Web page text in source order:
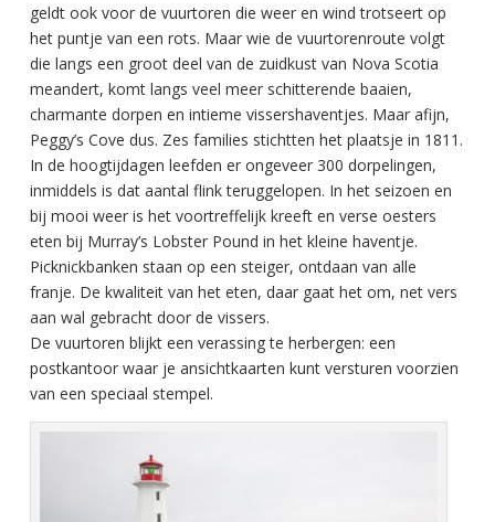
geldt ook voor de vuurtoren die weer en wind trotseert op
het puntje van een rots. Maar wie de vuurtorenroute volgt
die langs een groot deel van de zuidkust van Nova Scotia
meandert, komt langs veel meer schitterende baaien,
charmante dorpen en intieme vissershaventjes. Maar afijn,
Peggy’s Cove dus. Zes families stichtten het plaatsje in 1811.
In de hoogtijdagen leefden er ongeveer 300 dorpelingen,
inmiddels is dat aantal flink teruggelopen. In het seizoen en
bij mooi weer is het voortreffelijk kreeft en verse oesters
eten bij Murray’s Lobster Pound in het kleine haventje.
Picknickbanken staan op een steiger, ontdaan van alle
franje. De kwaliteit van het eten, daar gaat het om, net vers
aan wal gebracht door de vissers.
De vuurtoren blijkt een verassing te herbergen: een
postkantoor waar je ansichtkaarten kunt versturen voorzien
van een speciaal stempel.